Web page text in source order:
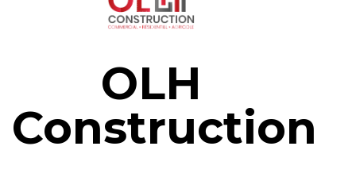
OLH
Construction